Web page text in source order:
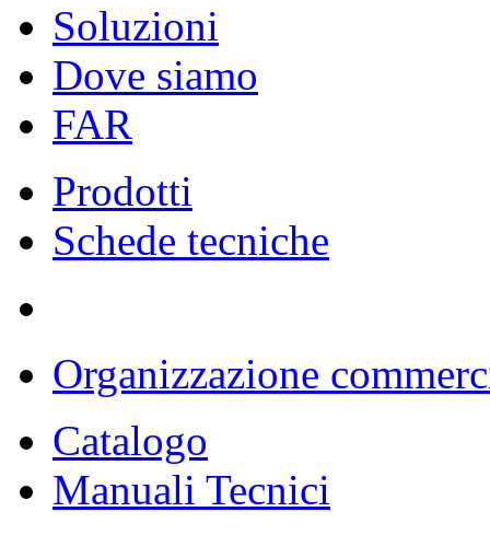
Soluzioni
Dove siamo
FAR
Prodotti
Schede tecniche
Organizzazione
Catalogo
Manuali Tecnici